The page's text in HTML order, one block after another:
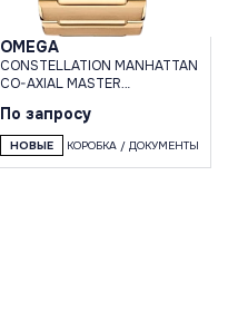
OMEGA
CONSTELLATION MANHATTAN
CO-AXIAL MASTER
По запросу
НОВЫЕ КОРОБКА / ДОКУМЕНТЫ